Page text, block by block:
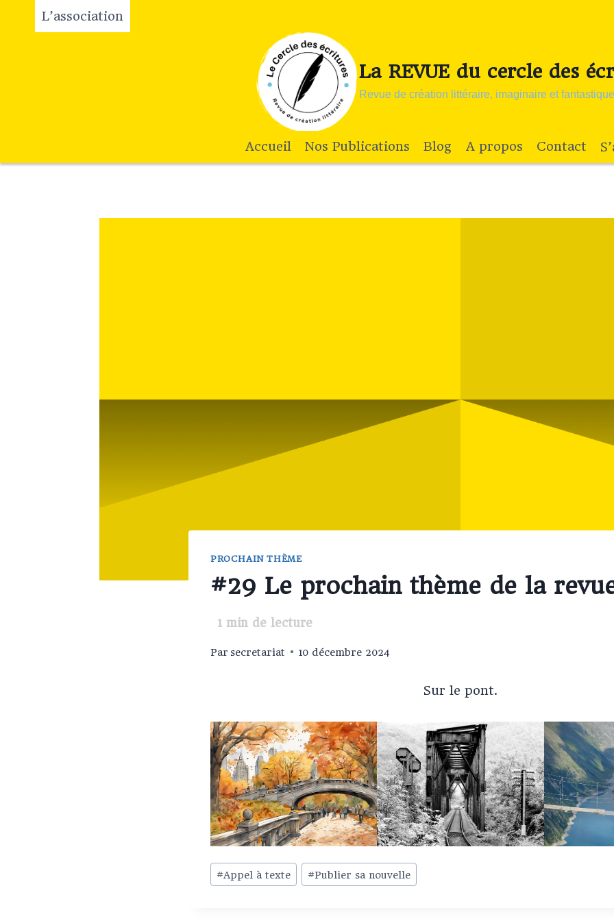
L’association
La REVUE du cercle des
Revue de création littéraire, imaginaire et fantastique
Accueil Nos Publications Blog A propos Contact
PROCHAIN THÈME
#29 Le prochain thème de la
1 min de lecture
Par secretariat 10 décembre 2024
Sur le pont.
#Appel à texte #Publier sa nouvelle